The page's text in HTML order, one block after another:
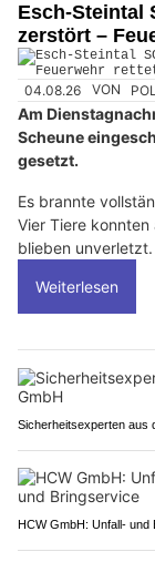
Esch-Steintal
zerstört –
04.08.26 VON
Am
Scheune
gesetzt.
Es brannte
Vier Tiere
blieben unverletzt.
Weiterlesen
Sicherheitsexperten aus
HCW GmbH: Unfall‑